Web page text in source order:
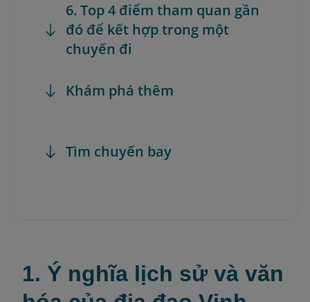
6. Top 4 điểm tham quan gần
đó để kết hợp trong một
chuyến đi
Khám phá thêm
Tìm chuyến bay
1. Ý nghĩa lịch sử và văn